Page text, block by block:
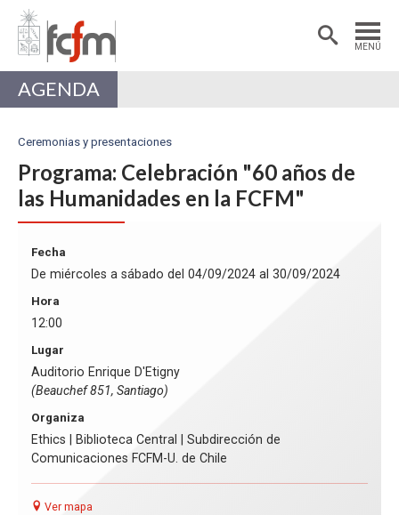
MENÚ
Estudiantes
Académicas/os
AGENDA
Ceremonias y presentaciones
Programa: Celebración "60 años de
las Humanidades en la FCFM"
Fecha
De miércoles a sábado del 04/09/2024 al 30/09/2024
Hora
12:00
Lugar
Auditorio Enrique D'Etigny
(Beauchef 851, Santiago)
Organiza
Ethics | Biblioteca Central | Subdirección de
Comunicaciones FCFM-U. de Chile
Ver mapa